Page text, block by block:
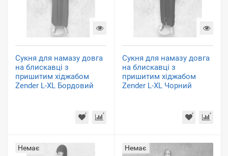
Сукня для намазу довга
на блискавці з
пришитим хіджабом
Zender L-XL Бордовий
Сукня для намазу довга
на блискавці з
пришитим хіджабом
Zender L-XL Чорний
Немає Немає